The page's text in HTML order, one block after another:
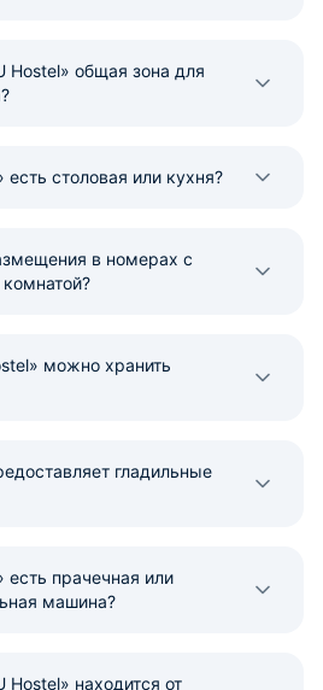
Hostel» общая зона для
есть столовая или кухня?
в номерах с
можно хранить
гладильные
есть прачечная или
машина?
Hostel» находится от